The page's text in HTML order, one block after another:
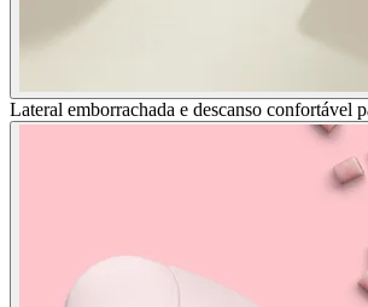
Lateral emborrachada e descanso confortável